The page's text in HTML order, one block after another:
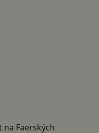
Faerských